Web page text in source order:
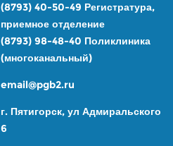
(8793) 40-50-49 Регистратура,
приемное отделение
(8793) 98-48-40 Поликлиника
(многоканальный)
email@pgb2.ru
г. Пятигорск, ул Адмиральского
6